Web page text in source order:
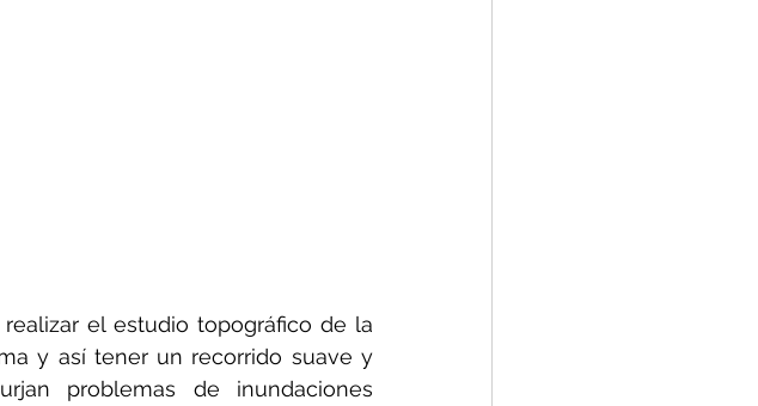
el estudio topográfico de la
y así tener un recorrido suave y
problemas de inundaciones